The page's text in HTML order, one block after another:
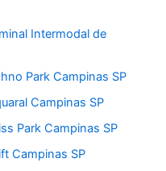
Intermodal de
Park Campinas SP
Campinas SP
Park Campinas SP
Campinas SP